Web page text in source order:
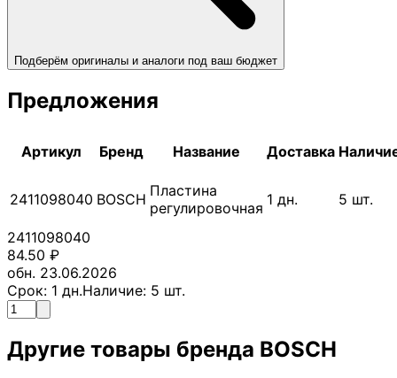
Подберём оригиналы и аналоги под ваш бюджет
Предложения
Артикул Бренд Название Доставка
2411098040 BOSCH Пластина
регулировочная 1 дн. 5 шт.
2411098040
84.50 ₽
обн. 23.06.2026
Срок: 1 дн.Наличие: 5 шт.
Другие товары бренда BOSCH